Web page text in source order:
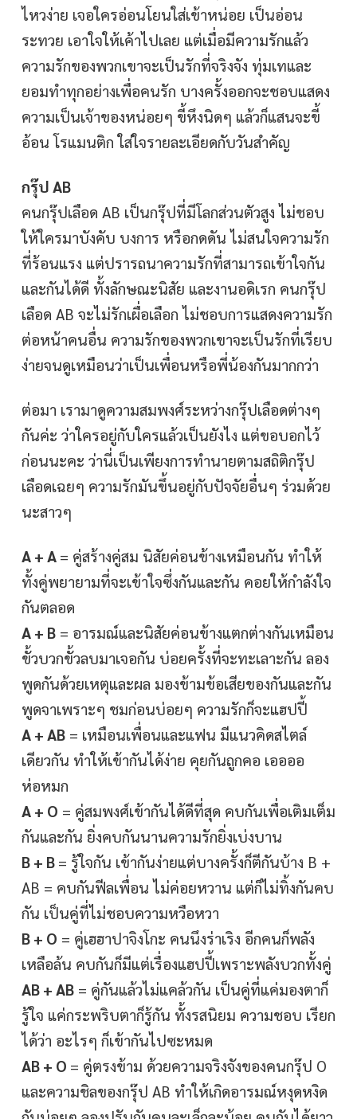
ไหวง่าย เจอใครอ่อนโยนใส่เข้าหน่อย เป็นอ่อน
ระทวย เอาใจให้เค้าไปเลย แต่เมื่อมีความรักแล้ว
ความรักของพวกเขาจะเป็นรักที่จริงจัง ทุ่มเทและ
ยอมทำทุกอย่างเพื่อคนรัก บางครั้งออกจะชอบแสดง
ความเป็นเจ้าของหน่อยๆ ขี้หึงนิดๆ แล้วก็แสนจะขี้
อ้อน โรแมนติก ใส่ใจรายละเอียดกับวันสำคัญ
กรุ๊ป AB
คนกรุ๊ปเลือด AB เป็นกรุ๊ปที่มีโลกส่วนตัวสูง ไม่ชอบ
ให้ใครมาบังคับ บงการ หรือกดดัน ไม่สนใจความรัก
ที่ร้อนแรง แต่ปรารถนาความรักที่สามารถเข้าใจกัน
และกันได้ดี ทั้งลักษณะนิสัย และงานอดิเรก คนกรุ๊ป
เลือด AB จะไม่รักเผื่อเลือก ไม่ชอบการแสดงความรัก
ต่อหน้าคนอื่น ความรักของพวกเขาจะเป็นรักที่เรียบ
ง่ายจนดูเหมือนว่าเป็นเพื่อนหรือพี่น้องกันมากกว่า
ต่อมา เรามาดูความสมพงศ์ระหว่างกรุ๊ปเลือดต่างๆ
กันค่ะ ว่าใครอยู่กับใครแล้วเป็นยังไง แต่ขอบอกไว้
ก่อนนะคะ ว่านี่เป็นเพียงการทำนายตามสถิติกรุ๊ป
เลือดเฉยๆ ความรักมันขึ้นอยู่กับปัจจัยอื่นๆ ร่วมด้วย
นะสาวๆ
A + A = คู่สร้างคู่สม นิสัยค่อนข้างเหมือนกัน ทำให้
ทั้งคู่พยายามที่จะเข้าใจซึ่งกันและกัน คอยให้กำลังใจ
กันตลอด
A + B= อารมณ์และนิสัยค่อนข้างแตกต่างกันเหมือน
ขั้วบวกขั้วลบมาเจอกัน บ่อยครั้งที่จะทะเลาะกัน ลอง
พูดกันด้วยเหตุและผล มองข้ามข้อเสียของกันและกัน
พูดจาเพราะๆ ชมก่อนบ่อยๆ ความรักก็จะแฮปปี้
A + AB= เหมือนเพื่อนและแฟน มีแนวคิดสไตล์
เดียวกัน ทำให้เข้ากันได้ง่าย คุยกันถูกคอ เออออ
ห่อหมก
A + O = คู่สมพงศ์เข้ากันได้ดีที่สุด คบกันเพื่อเติมเต็ม
กันและกัน ยิ่งคบกันนานความรักยิ่งเบ่งบาน
B + B = รู้ใจกัน เข้ากันง่ายแต่บางครั้งก็ตีกันบ้าง B +
AB = คบกันฟีลเพื่อน ไม่ค่อยหวาน แต่ก็ไม่ทิ้งกันคบ
กัน เป็นคู่ที่ไม่ชอบความหวือหวา
B + O = คู่เฮฮาปาจิงโกะ คนนึงร่าเริง อีกคนก็พลัง
เหลือล้น คบกันก็มีแต่เรื่องแฮปปี้เพราะพลังบวกทั้งคู่
AB + AB= คู่กันแล้วไม่แคล้วกัน เป็นคู่ที่แค่มองตาก็
รู้ใจ แค่กระพริบตาก็รู้กัน ทั้งรสนิยม ความชอบ เรียก
ได้ว่า อะไรๆ ก็เข้ากันไปซะหมด
AB + O = คู่ตรงข้าม ด้วยความจริงจังของคนกรุ๊ป O
และความชิลของกรุ๊ป AB ทำให้เกิดอารมณ์หงุดหงิด